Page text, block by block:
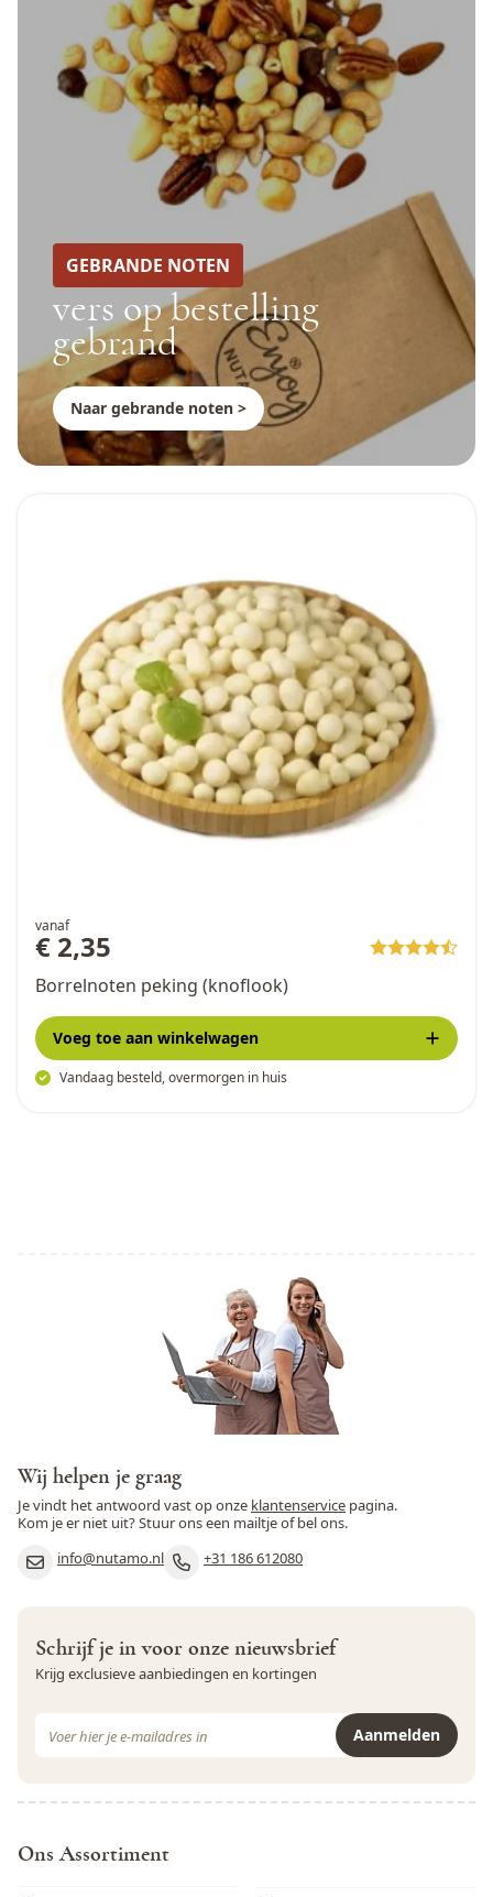
vanaf
€ 2,35
Borrelnoten peking (knoflook)
Vandaag besteld, overmorgen in huis
Voeg toe aan winkelwagen
GEBRANDE NOTEN
vers op bestelling
gebrand
Naar gebrande noten >
Wij helpen je graag
Je vindt het antwoord vast op onze klantenservice pagina.
Kom je er niet uit? Stuur ons een mailtje of bel ons.
info@nutamo.nl
+31 186 612080
Schrijf je in voor onze nieuwsbrief
Krijg exclusieve aanbiedingen en kortingen
Aanmelden
Ons Assortiment